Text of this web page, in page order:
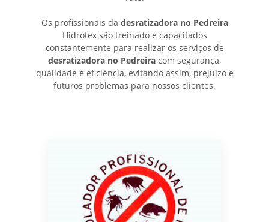
Os profissionais da desratizadora no Pedreira
Hidrotex são treinado e capacitados
constantemente para realizar os serviços de
desratizadora no Pedreira com segurança,
qualidade e eficiência, evitando assim, prejuizo e
futuros problemas para nossos clientes.